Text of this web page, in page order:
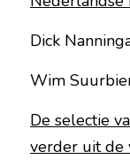
Dick
Wim
De selectie
verder uit de